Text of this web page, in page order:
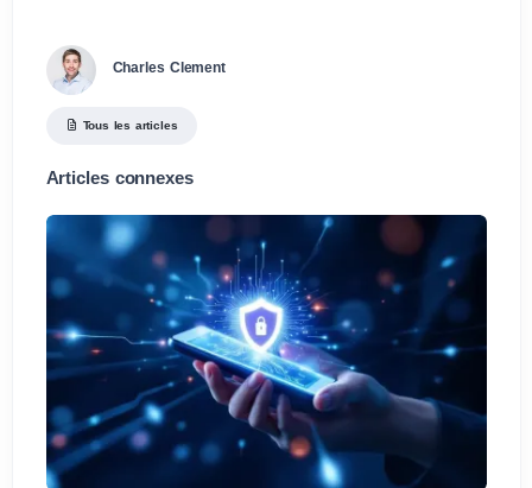
Charles Clement
Tous les articles
Articles connexes